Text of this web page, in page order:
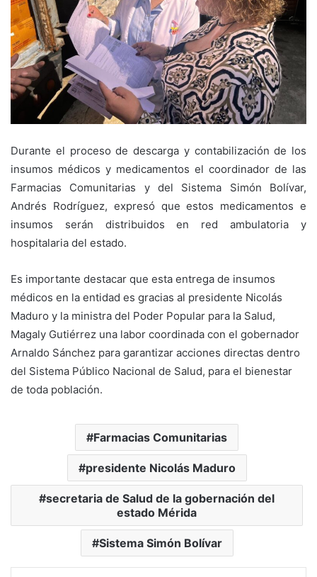
Durante el proceso de descarga y contabilización de los
insumos médicos y medicamentos el coordinador de las
Farmacias Comunitarias y del Sistema Simón Bolívar,
Andrés Rodríguez, expresó que estos medicamentos e
insumos serán distribuidos en red ambulatoria y
hospitalaria del estado.
Es importante destacar que esta entrega de insumos
médicos en la entidad es gracias al presidente Nicolás
Maduro y la ministra del Poder Popular para la Salud,
Magaly Gutiérrez una labor coordinada con el gobernador
Arnaldo Sánchez para garantizar acciones directas dentro
del Sistema Público Nacional de Salud, para el bienestar
de toda población.
Farmacias Comunitarias
presidente Nicolás Maduro
secretaria de Salud de la gobernación del
estado Mérida
Sistema Simón Bolívar